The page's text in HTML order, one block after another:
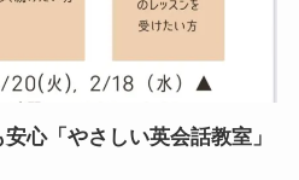
心「やさしい英会話教室」